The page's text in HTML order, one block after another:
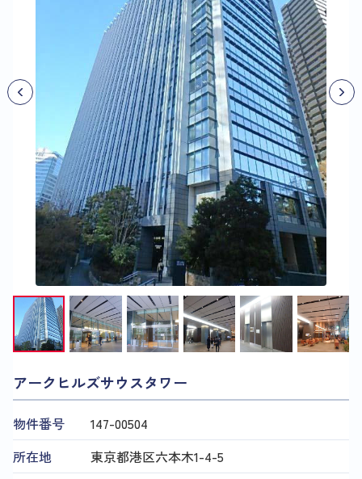
アークヒルズサウスタワー
物件番号
147​-​00504
所在地
東京都港区六本木1-4-5